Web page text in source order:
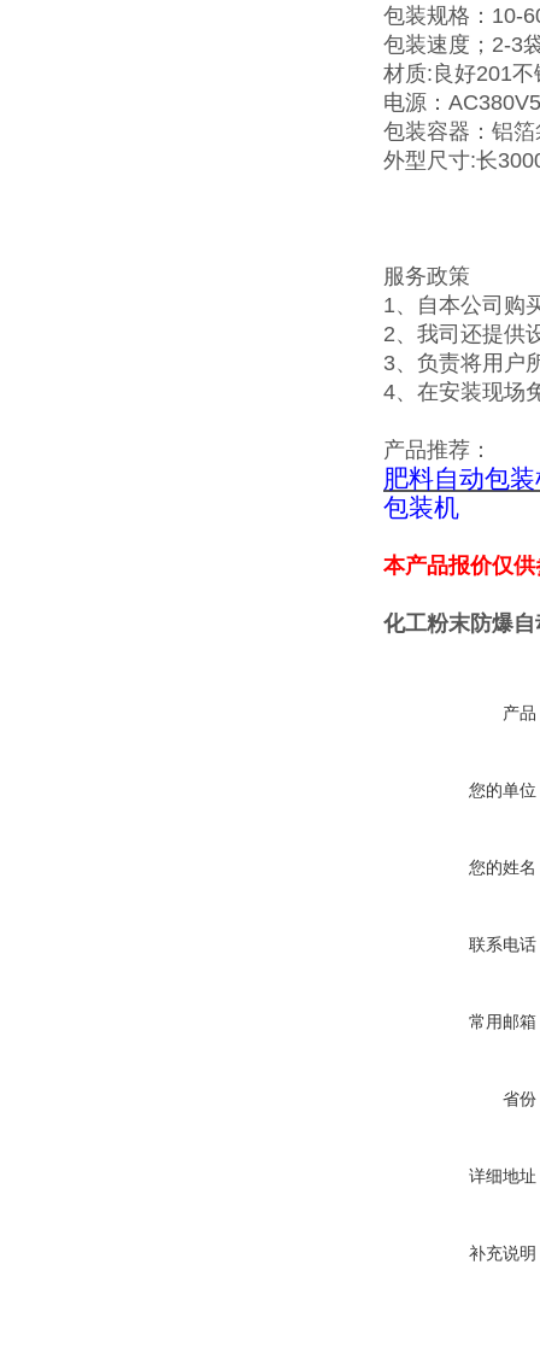
包装规格：10-
包装速度；2-3
材质:良好201不
电源：
包装容器：铝
外型尺寸:长
服务政策
1、自本公司购
2、我司还提供
3、负责将用户
4、在安装现场
产品推荐：
肥料自动包
包装机
本产品报价仅
化工粉末防爆
产品
您的单位
您的姓名
联系电话
常用邮箱
省份
详细地址
补充说明